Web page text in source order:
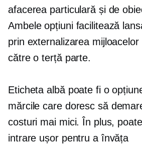
afacerea particulară și de
Ambele opțiuni facilitează
prin externalizarea
către o terță parte.
Eticheta albă poate fi o
mărcile care doresc să
costuri mai mici. În plus,
intrare ușor pentru a învăța